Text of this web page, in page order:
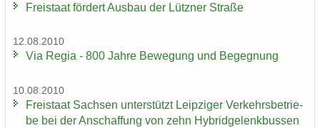
Frei­staat för­dert Aus­bau der Lütz­ner Stra­ße
12.08.2010
Via Regia - 800 Jahre Be­we­gung und Be­geg­nung
10.08.2010
Frei­staat Sach­sen un­ter­stützt Leip­zi­ger Ver­kehrs­be­trie­
be bei der An­schaf­fung von zehn Hy­brid­ge­lenk­bus­sen